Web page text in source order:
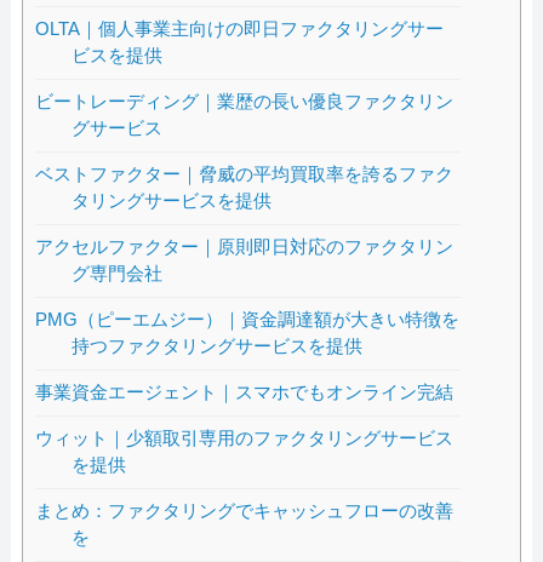
OLTA｜個人事業主向けの即日ファクタリングサー
ビスを提供
ビートレーディング｜業歴の長い優良ファクタリン
グサービス
ベストファクター｜脅威の平均買取率を誇るファク
タリングサービスを提供
アクセルファクター｜原則即日対応のファクタリン
グ専門会社
PMG（ピーエムジー）｜資金調達額が大きい特徴を
持つファクタリングサービスを提供
事業資金エージェント｜スマホでもオンライン完結
ウィット｜少額取引専用のファクタリングサービス
を提供
まとめ：ファクタリングでキャッシュフローの改善
を